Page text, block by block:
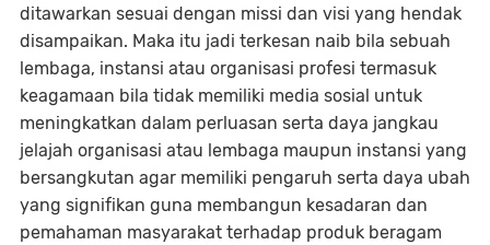
ditawarkan sesuai dengan missi dan visi yang hendak
disampaikan. Maka itu jadi terkesan naib bila sebuah
lembaga, instansi atau organisasi profesi termasuk
keagamaan bila tidak memiliki media sosial untuk
meningkatkan dalam perluasan serta daya jangkau
jelajah organisasi atau lembaga maupun instansi yang
bersangkutan agar memiliki pengaruh serta daya ubah
yang signifikan guna membangun kesadaran dan
pemahaman masyarakat terhadap produk beragam